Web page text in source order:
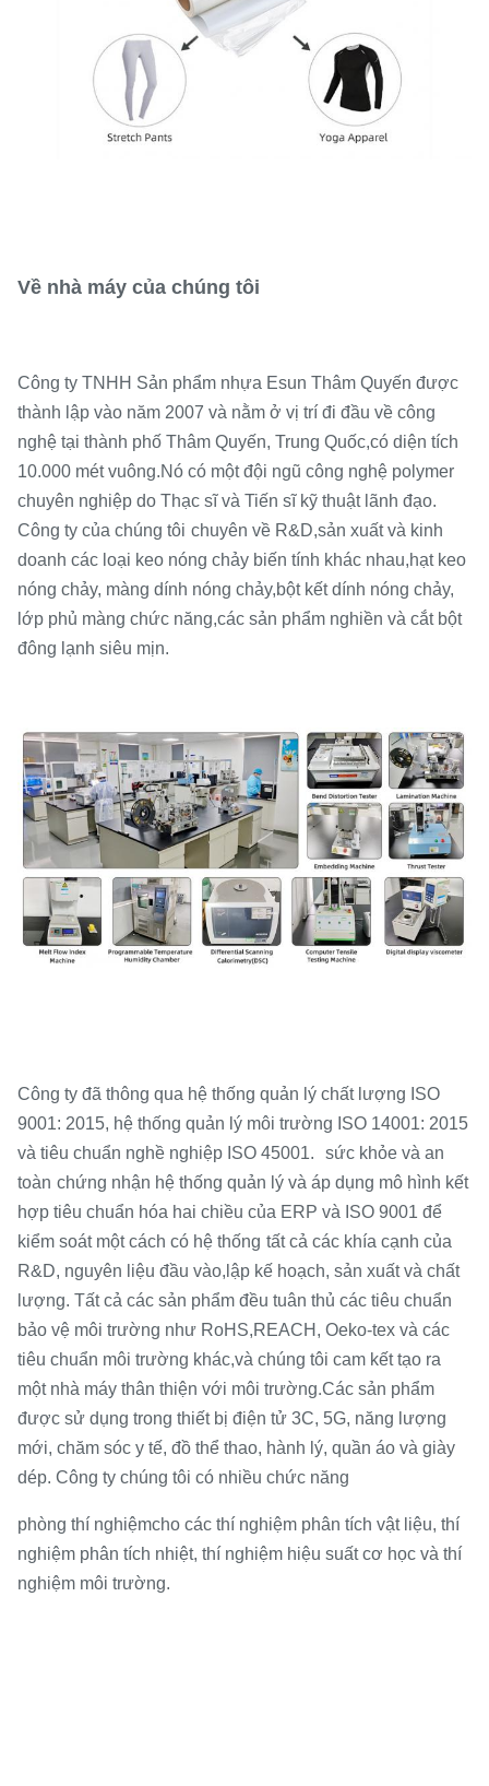
Về nhà máy của chúng tôi
Công ty TNHH Sản phẩm nhựa Esun Thâm Quyến được
thành lập vào năm 2007 và nằm ở vị trí đi đầu về công
nghệ tại thành phố Thâm Quyến, Trung Quốc,có diện tích
10.000 mét vuông.Nó có một đội ngũ công nghệ polymer
chuyên nghiệp do Thạc sĩ và Tiến sĩ kỹ thuật lãnh đạo.
Công ty của chúng tôi chuyên về R&D,sản xuất và kinh
doanh các loại keo nóng chảy biến tính khác nhau,hạt keo
nóng chảy, màng dính nóng chảy,bột kết dính nóng chảy,
lớp phủ màng chức năng,các sản phẩm nghiền và cắt bột
đông lạnh siêu mịn.
Công ty đã thông qua hệ thống quản lý chất lượng ISO
9001: 2015, hệ thống quản lý môi trường ISO 14001: 2015
và tiêu chuẩn nghề nghiệp ISO 45001.
sức khỏe và an
toàn chứng nhận hệ thống quản lý và áp dụng mô hình kết
hợp tiêu chuẩn hóa hai chiều của ERP và ISO 9001 để
kiểm soát một cách có hệ thống tất cả các khía cạnh của
R&D, nguyên liệu đầu vào, lập kế hoạch, sản xuất và chất
lượng. Tất cả các sản phẩm đều tuân thủ các tiêu chuẩn
bảo vệ môi trường như RoHS,REACH, Oeko-tex và các
tiêu chuẩn môi trường khác,và chúng tôi cam kết tạo ra
một nhà máy thân thiện với môi trường.Các sản phẩm
được sử dụng trong thiết bị điện tử 3C, 5G, năng lượng
mới, chăm sóc y tế, đồ thể thao, hành lý, quần áo và giày
dép. Công ty chúng tôi có nhiều chức năng
phòng thí nghiệmcho các thí nghiệm phân tích vật liệu, thí
nghiệm phân tích nhiệt, thí nghiệm hiệu suất cơ học và thí
nghiệm môi trường.